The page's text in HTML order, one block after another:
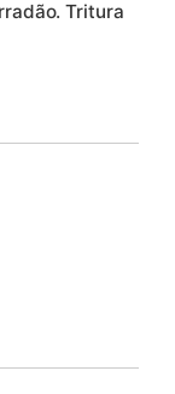
Tritura